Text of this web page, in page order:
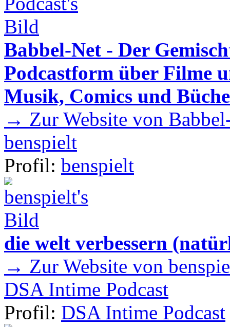
Babbel-Net - Der
Podcastform über Filme
Musik, Comics und
→ Zur Website von
benspielt
Profil: benspielt
die welt verbessern
→ Zur Website von
DSA Intime Podcast
Profil: DSA Intime Podcast